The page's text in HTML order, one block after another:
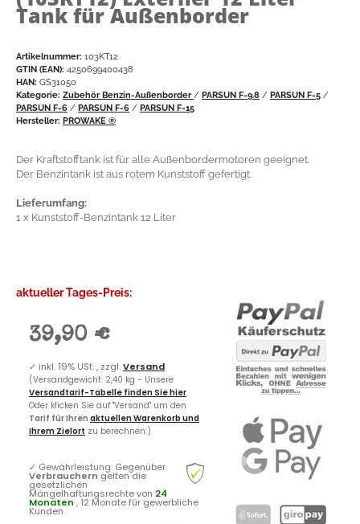
Tank für Außenborder
Artikelnummer: 103KT12
GTIN (EAN): 4250699400438
HAN: GS31050
Kategorie: Zubehör Benzin-Außenborder / PARSUN F-9.8 / PARSUN F-5 /
PARSUN F-6 / PARSUN F-6 / PARSUN F-15
Hersteller: PROWAKE ®
Der Kraftstofftank ist für alle Außenbordermotoren geeignet.
Der Benzintank ist aus rotem Kunststoff gefertigt.
Lieferumfang:
1 x Kunststoff-Benzintank 12 Liter
aktueller Tages-Preis:
39,90 €
✓ inkl. 19% USt. , zzgl.Versand
(Versandgewicht: 2,40 kg - Unsere
Versandtarif-Tabelle finden Sie hier.
Oder klicken Sie auf "Versand" um den
Tarif für Ihren aktuellen Warenkorb und
Ihrem Zielort zu berechnen.)
✓ Gewährleistung: Gegenüber
Verbrauchern gelten die
gesetzlichen
Mängelhaftungsrechte von 24
Monaten , 12 Monate für gewerbliche
Kunden.